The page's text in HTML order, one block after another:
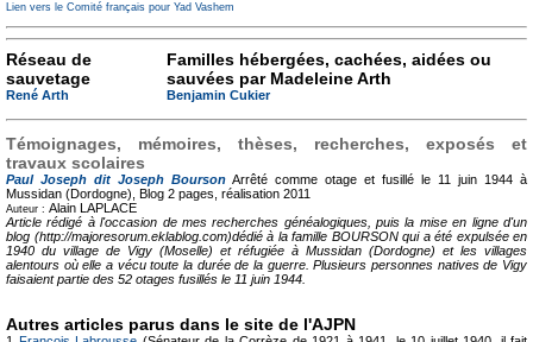
Lien vers le Comité français pour Yad Vashem
Réseau de
sauvetage
René Arth
Familles hébergées, cachées, aidées ou
sauvées par Madeleine Arth
Benjamin Cukier
Témoignages, mémoires, thèses, recherches, exposés et
travaux scolaires
Paul Joseph dit Joseph Bourson Arrêté comme otage et fusillé le 11 juin 1944 à
Mussidan (Dordogne), Blog 2 pages, réalisation 2011
Auteur : Alain LAPLACE
Article rédigé à l'occasion de mes recherches généalogiques, puis la mise en ligne d'un
blog (http://majoresorum.eklablog.com)dédié à la famille BOURSON qui a été expulsée en
1940 du village de Vigy (Moselle) et réfugiée à Mussidan (Dordogne) et les villages
alentours où elle a vécu toute la durée de la guerre. Plusieurs personnes natives de Vigy
faisaient partie des 52 otages fusillés le 11 juin 1944.
Autres articles parus dans le site de l'AJPN